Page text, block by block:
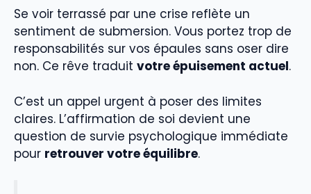
Se voir terrassé par une crise reflète un
sentiment de submersion. Vous portez trop de
responsabilités sur vos épaules sans oser dire
non. Ce rêve traduit votre épuisement actuel.
C’est un appel urgent à poser des limites
claires. L’affirmation de soi devient une
question de survie psychologique immédiate
pour retrouver votre équilibre.